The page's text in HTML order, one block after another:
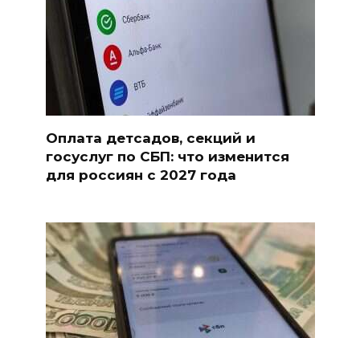
Оплата детсадов, секций и
госуслуг по СБП: что изменится
для россиян с 2027 года